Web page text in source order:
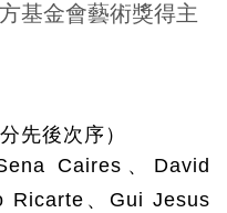
基金會藝術獎得主
先後次序）
Caires 、 David
Ricarte 、 Gui Jesus